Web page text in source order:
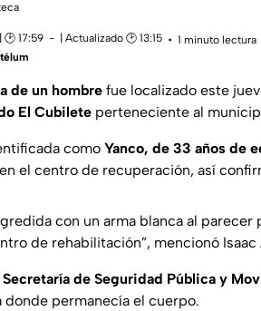
17:59 | Actualizado 🕑 13:15
1 minuto lectura
de un hombre fue localizado este
El Cubilete perteneciente al
como Yanco, de 33 años de
en el centro de recuperación, así
con un arma blanca al
de rehabilitación”, mencionó
Secretaría de Seguridad Pública y
donde permanecía el cuerpo.